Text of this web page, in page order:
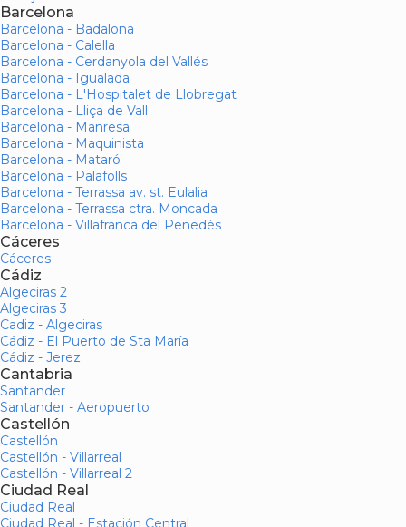
Barcelona
Barcelona - Badalona
Barcelona - Calella
Barcelona - Cerdanyola del Vallés
Barcelona - Igualada
Barcelona - L'Hospitalet de Llobregat
Barcelona - Lliça de Vall
Barcelona - Manresa
Barcelona - Maquinista
Barcelona - Mataró
Barcelona - Palafolls
Barcelona - Terrassa av. st. Eulalia
Barcelona - Terrassa ctra. Moncada
Barcelona - Villafranca del Penedés
Cáceres
Cáceres
Cádiz
Algeciras 2
Algeciras 3
Cadiz - Algeciras
Cádiz - El Puerto de Sta María
Cádiz - Jerez
Cantabria
Santander
Santander - Aeropuerto
Castellón
Castellón
Castellón - Villarreal
Castellón - Villarreal 2
Ciudad Real
Ciudad Real
Ciudad Real - Estación Central